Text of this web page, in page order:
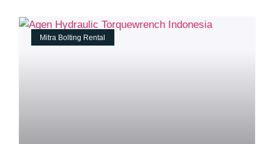
Mitra Bolting Rental